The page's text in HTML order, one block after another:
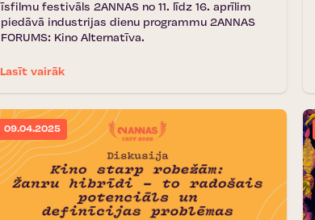
īsfilmu festivāls 2ANNAS no 11. līdz 16. aprīlim
piedāvā industrijas dienu programmu 2ANNAS
FORUMS: Kino Alternatīva.
Lasīt vairāk
09.04.2025